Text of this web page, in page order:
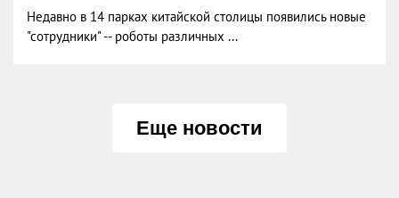
Недавно в 14 парках китайской столицы появились новые
"сотрудники" -- роботы различных ...
Еще новости